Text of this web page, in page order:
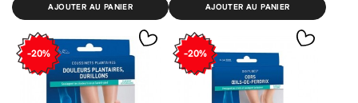
AJOUTER AU PANIER AJOUTER AU PANIER
-20% -20%